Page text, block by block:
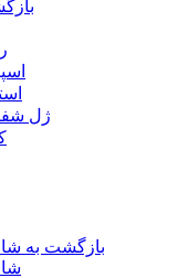
ژل
بازگشت به